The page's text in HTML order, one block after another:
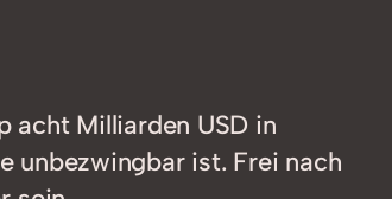
acht Milliarden USD in
unbezwingbar ist. Frei nach